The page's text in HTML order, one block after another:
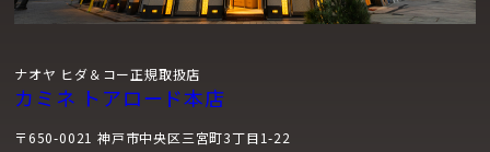
ナオヤ ヒダ＆コー正規取扱店
カミネ トアロード本店
〒650-0021 神戸市中央区三宮町3丁目1-22